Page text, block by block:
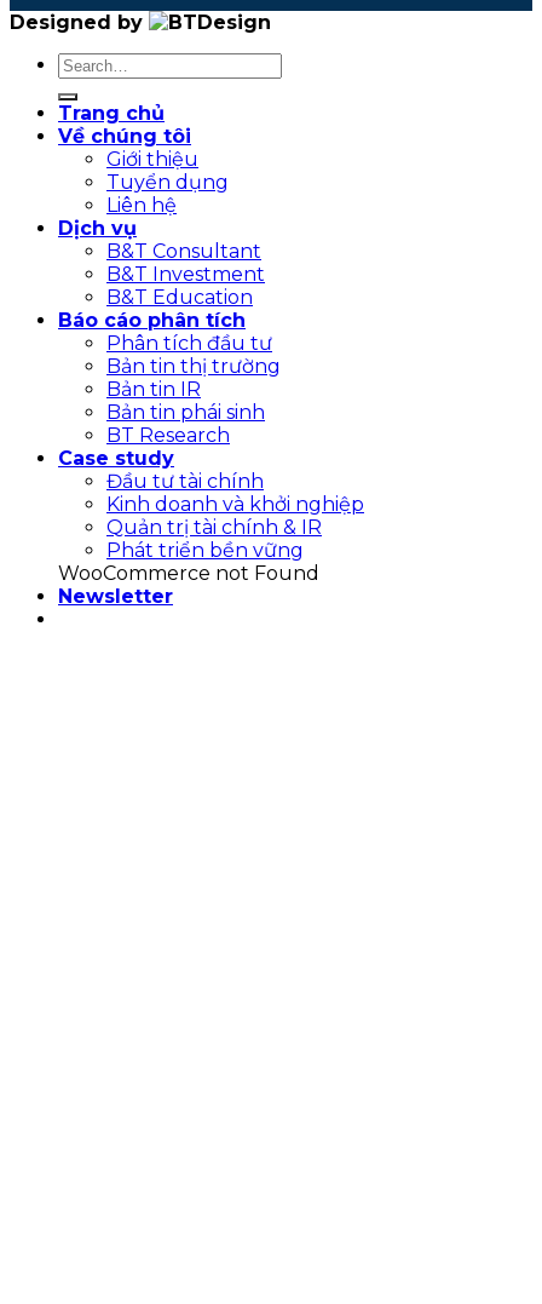
Designed by
Trang chủ
Về chúng tôi
Giới thiệu
Tuyển dụng
Liên hệ
Dịch vụ
B&T Consultant
B&T Investment
B&T Education
Báo cáo phân tích
Phân tích đầu tư
Bản tin thị trường
Bản tin IR
Bản tin phái sinh
BT Research
Case study
Đầu tư tài chính
Kinh doanh và khởi nghiệp
Quản trị tài chính & IR
Phát triển bền vững
WooCommerce not Found
Newsletter